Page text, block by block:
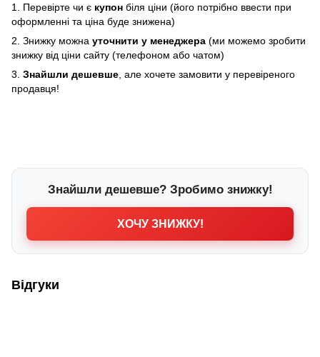
1. Перевірте чи є купон біля ціни (його потрібно ввести при
оформленні та ціна буде знижена)
2. Знижку можна уточнити у менеджера (ми можемо зробити
знижку від ціни сайту (телефоном або чатом)
3. Знайшли дешевше , але хочете замовити у перевіреного
продавця!
Знайшли дешевше? Зробимо знижку!
ХОЧУ ЗНИЖКУ!
Відгуки